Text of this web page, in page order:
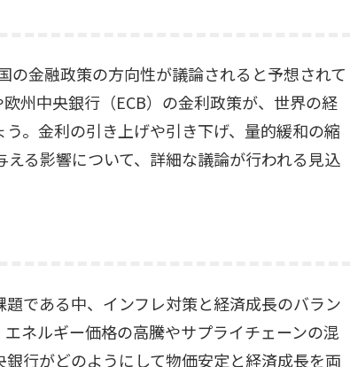
金融政策の方向性が議論されると予想されて
州中央銀行（ECB）の金利政策が、世界の経
。金利の引き上げや引き下げ、量的緩和の縮
る影響について、詳細な議論が行われる見込
である中、インフレ対策と経済成長のバラン
ネルギー価格の高騰やサプライチェーンの混
行がどのようにして物価安定と経済成長を両